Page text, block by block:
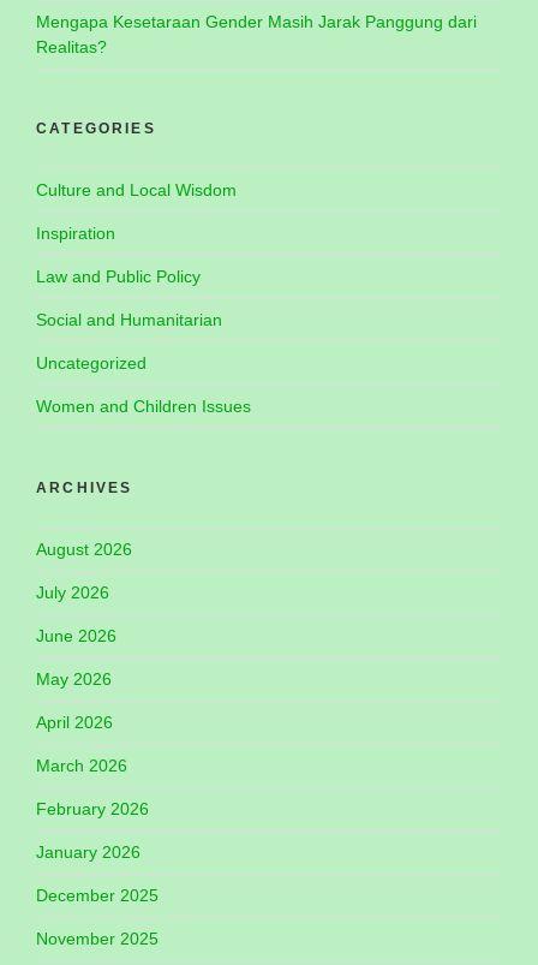
Mengapa Kesetaraan Gender Masih Jarak Panggung dari
Realitas?
CATEGORIES
Culture and Local Wisdom
Inspiration
Law and Public Policy
Social and Humanitarian
Uncategorized
Women and Children Issues
ARCHIVES
August 2026
July 2026
June 2026
May 2026
April 2026
March 2026
February 2026
January 2026
December 2025
November 2025